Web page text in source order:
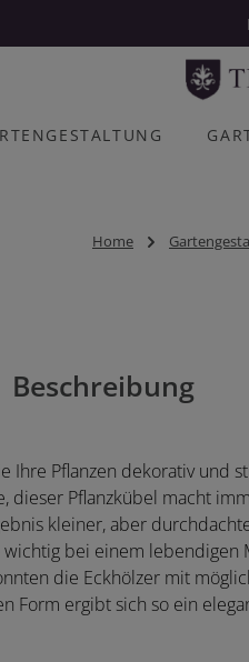
Home
Beschreibung
Ihre Pflanzen dekorativ und
dieser Pflanzkübel macht
kleiner, aber
bei einem
die Eckhölzer mit
ergibt sich so ein